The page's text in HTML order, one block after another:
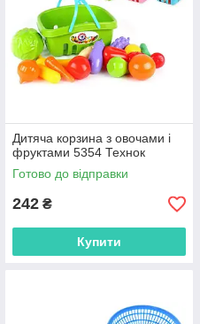
Дитяча корзина з овочами і
фруктами 5354 Технок
Готово до відправки
242 ₴
Купити